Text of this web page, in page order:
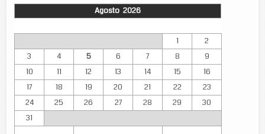
Agosto 2026
1
2
3
4 5 6 7 8
9
10
11 12 13 14 15
16
17
18 19 20 21 22
23
24
25 26 27 28 29
30
31